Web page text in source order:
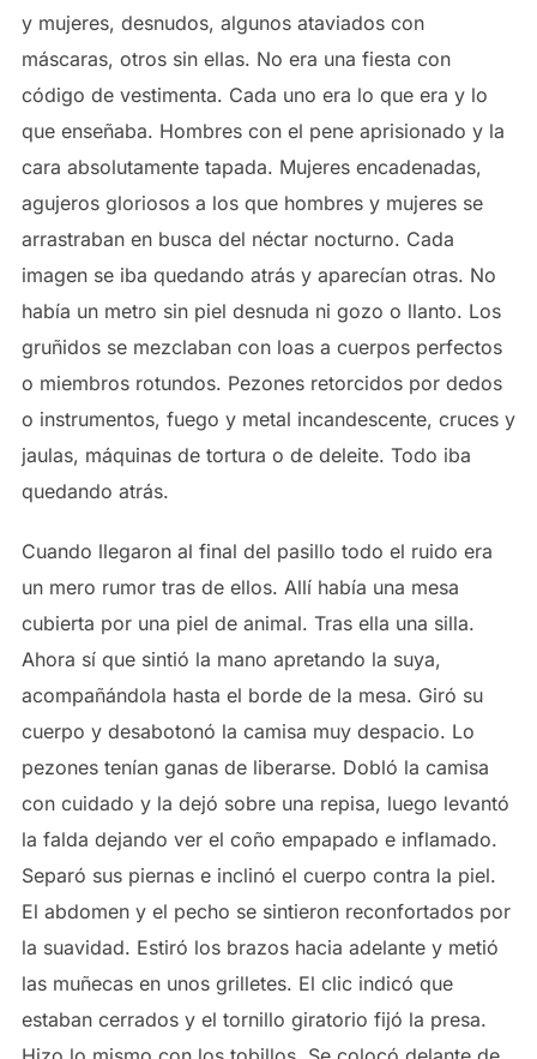
y mujeres, desnudos, algunos ataviados con
máscaras, otros sin ellas. No era una fiesta con
código de vestimenta. Cada uno era lo que era y lo
que enseñaba. Hombres con el pene aprisionado y la
cara absolutamente tapada. Mujeres encadenadas,
agujeros gloriosos a los que hombres y mujeres se
arrastraban en busca del néctar nocturno. Cada
imagen se iba quedando atrás y aparecían otras. No
había un metro sin piel desnuda ni gozo o llanto. Los
gruñidos se mezclaban con loas a cuerpos perfectos
o miembros rotundos. Pezones retorcidos por dedos
o instrumentos, fuego y metal incandescente, cruces y
jaulas, máquinas de tortura o de deleite. Todo iba
quedando atrás.
Cuando llegaron al final del pasillo todo el ruido era
un mero rumor tras de ellos. Allí había una mesa
cubierta por una piel de animal. Tras ella una silla.
Ahora sí que sintió la mano apretando la suya,
acompañándola hasta el borde de la mesa. Giró su
cuerpo y desabotonó la camisa muy despacio. Lo
pezones tenían ganas de liberarse. Dobló la camisa
con cuidado y la dejó sobre una repisa, luego levantó
la falda dejando ver el coño empapado e inflamado.
Separó sus piernas e inclinó el cuerpo contra la piel.
El abdomen y el pecho se sintieron reconfortados por
la suavidad. Estiró los brazos hacia adelante y metió
las muñecas en unos grilletes. El clic indicó que
estaban cerrados y el tornillo giratorio fijó la presa.